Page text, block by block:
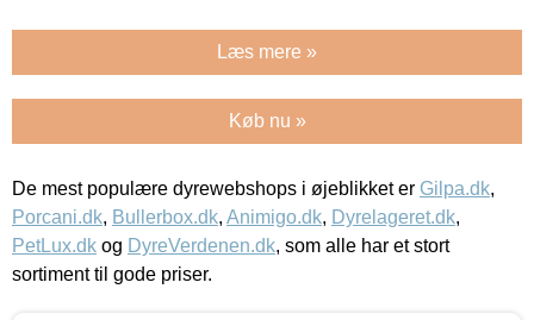
Læs mere »
Køb nu »
De mest populære dyrewebshops i øjeblikket er Gilpa.dk,
Porcani.dk, Bullerbox.dk, Animigo.dk, Dyrelageret.dk,
PetLux.dk og DyreVerdenen.dk, som alle har et stort
sortiment til gode priser.